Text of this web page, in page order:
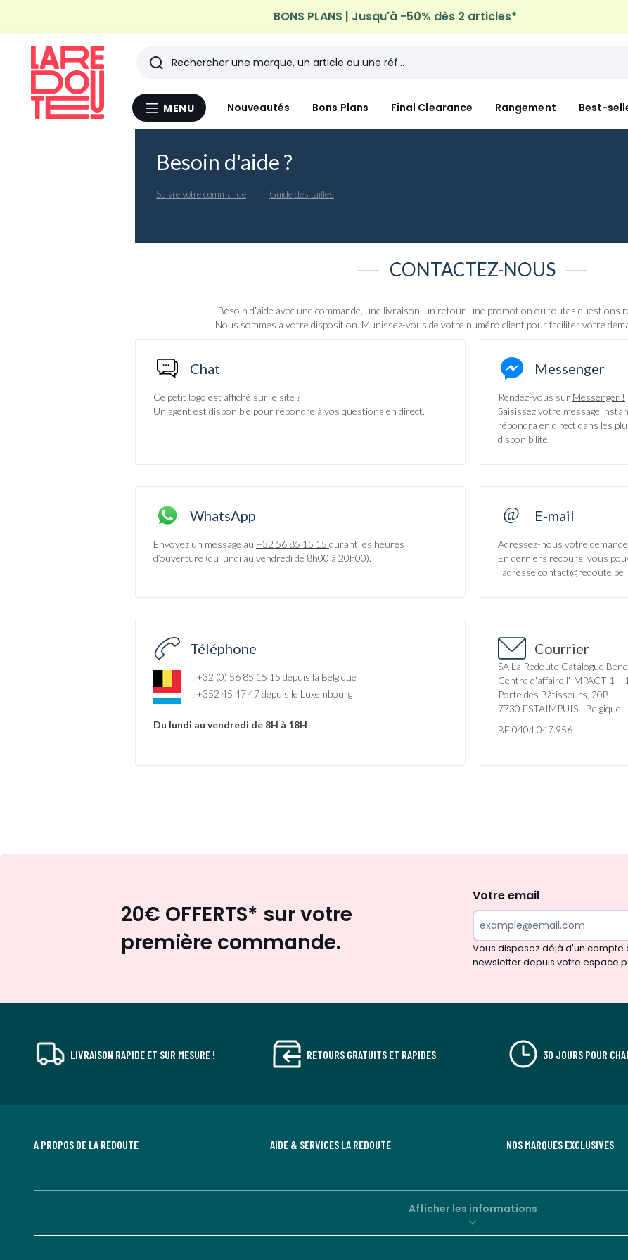
BONS PLANS | Jusqu'à -50% dès 2 articles*
Profitez de la livraison à domicile offerte*sur tous vos achats Mode &
Menu
MENU Nouveautés Bons Plans Final Clearance Rangement Best-
Rechercher
Les
derniers
articles
consultés
Besoin d'aide ?
Suivre votre commande Guide des tailles
CONTACTEZ-NOUS
Besoin d’aide avec une commande, une livraison, un retour, une promotion ou toutes questions
Nous sommes à votre disposition. Munissez-vous de votre numéro client pour faciliter votre
Chat
Ce petit logo est affiché sur le site ?
Un agent est disponible pour répondre à vos questions en direct.
Messenger
Rendez-vous sur Messenger !
Saisissez votre message
répondra en direct dans les
disponibilité.
WhatsApp
Envoyez un message au +32 56 85 15 15 durant les heures
d’ouverture (du lundi au vendredi de 8h00 à 20h00).
E-mail
Adressez-nous votre
En derniers recours, vous
l'adresse contact@redoute.be
Téléphone
: +32 (0) 56 85 15 15 depuis la Belgique
: +352 45 47 47depuis le Luxembourg
Du lundi au vendredi de 8H à 18H
Courrier
SA La Redoute Catalogue
Centre d’affaire l’IMPACT 1 –
Porte des Bâtisseurs, 20B
7730 ESTAIMPUIS - Belgique
BE 0404.047.956
et
de
surprises?
20€ OFFERTS* sur votre
première commande.
Votre email
Vous disposez déjà d'un compte
newsletter depuis votre espace
LIVRAISON RAPIDE ET SUR MESURE ! RETOURS GRATUITS ET RAPIDES 30 JOURS POUR
A PROPOS DE LA REDOUTE AIDE & SERVICES LA REDOUTE NOS MARQUES EXCLUSIVES
Afficher les informations